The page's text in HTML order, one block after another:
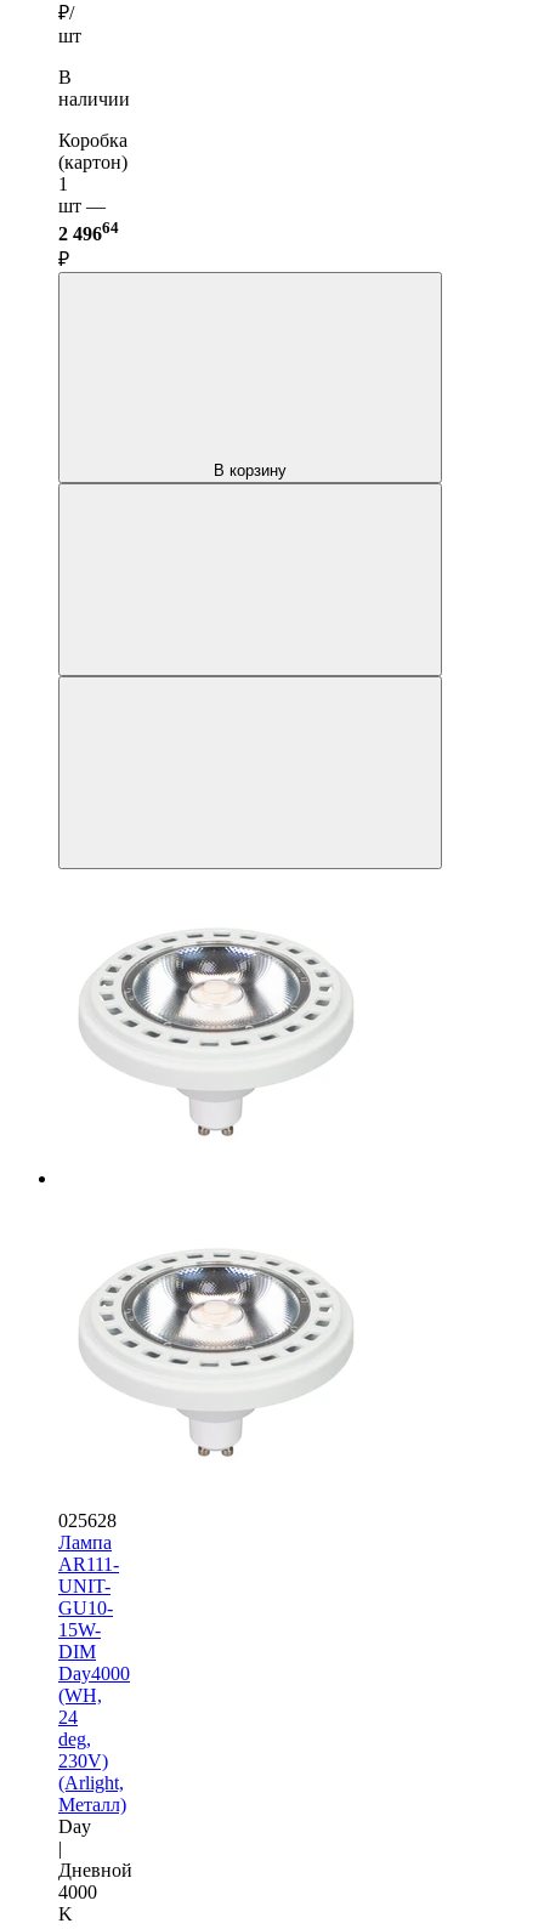
₽/
шт
В
наличии
Коробка
(картон)
1
шт —
2 49664
₽
В корзину
025628
Лампа
AR111-
UNIT-
GU10-
15W-
DIM
Day4000
(WH,
24
deg,
230V)
(Arlight,
Металл)
Day
|
Дневной
4000
K